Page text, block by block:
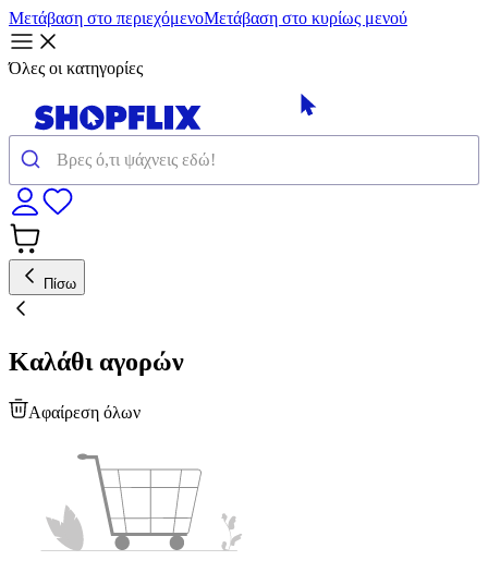
Μετάβαση στο περιεχόμενοΜετάβαση στο κυρίως μενού
Όλες οι κατηγορίες
Πίσω
Καλάθι αγορών
Αφαίρεση όλων